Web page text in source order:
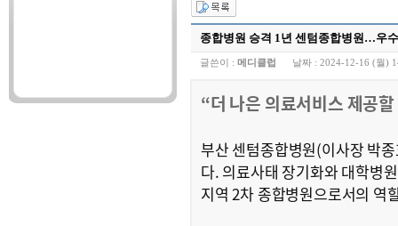
종합병원 승격 1년 센텀종합병원…우
글쓴이 : 메디클럽 날짜 : 2024-12-16 (월)
“더 나은 의료서비스 제공
부산 센텀종합병원(이사장 박
다. 의료사태 장기화와 대학병
지역 2차 종합병원으로서의 역